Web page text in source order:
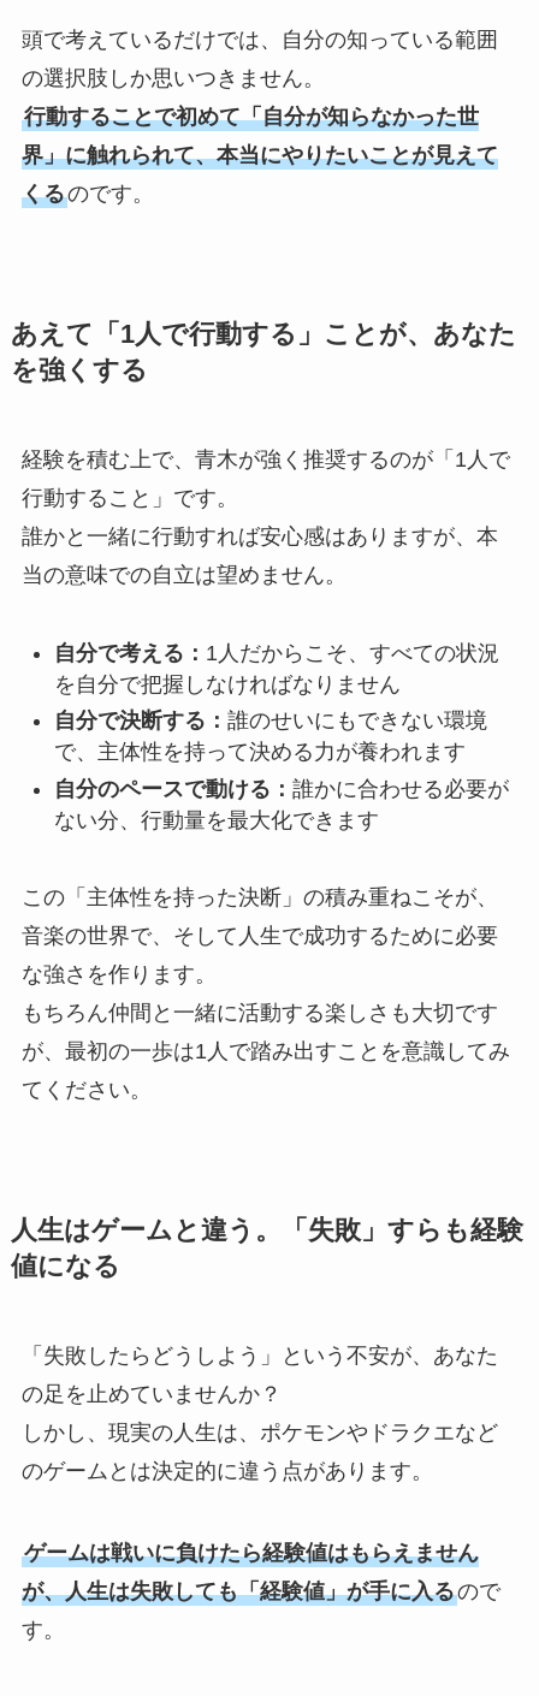
頭で考えているだけでは、自分の知っている範囲
の選択肢しか思いつきません。
行動することで初めて「自分が知らなかった世
界」に触れられて、本当にやりたいことが見えて
くるのです。
あえて「1人で行動する」ことが、あなた
を強くする
経験を積む上で、青木が強く推奨するのが「1人で
行動すること」です。
誰かと一緒に行動すれば安心感はありますが、本
当の意味での自立は望めません。
自分で考える： 1人だからこそ、すべての状況
を自分で把握しなければなりません
自分で決断する： 誰のせいにもできない環境
で、主体性を持って決める力が養われます
自分のペースで動ける： 誰かに合わせる必要が
ない分、行動量を最大化できます
この「主体性を持った決断」の積み重ねこそが、
音楽の世界で、そして人生で成功するために必要
な強さを作ります。
もちろん仲間と一緒に活動する楽しさも大切です
が、最初の一歩は1人で踏み出すことを意識してみ
てください。
人生はゲームと違う。「失敗」すらも経験
値になる
「失敗したらどうしよう」という不安が、あなた
の足を止めていませんか？
しかし、現実の人生は、ポケモンやドラクエなど
のゲームとは決定的に違う点があります。
ゲームは戦いに負けたら経験値はもらえません
が、人生は失敗しても「経験値」が手に入るので
す。